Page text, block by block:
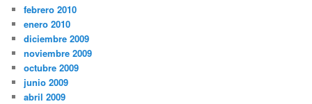
febrero 2010
enero 2010
diciembre 2009
noviembre 2009
octubre 2009
junio 2009
abril 2009